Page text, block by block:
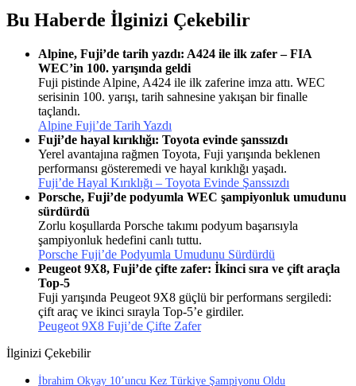
Bu Haberde İlginizi Çekebilir
Alpine, Fuji’de tarih yazdı: A424 ile ilk zafer – FIA
WEC’in 100. yarışında geldi
Fuji pistinde Alpine, A424 ile ilk zaferine imza attı. WEC
serisinin 100. yarışı, tarih sahnesine yakışan bir finalle
taçlandı.
Alpine Fuji’de Tarih Yazdı
Fuji’de hayal kırıklığı: Toyota evinde şanssızdı
Yerel avantajına rağmen Toyota, Fuji yarışında beklenen
performansı gösteremedi ve hayal kırıklığı yaşadı.
Fuji’de Hayal Kırıklığı – Toyota Evinde Şanssızdı
Porsche, Fuji’de podyumla WEC şampiyonluk umudunu
sürdürdü
Zorlu koşullarda Porsche takımı podyum başarısıyla
şampiyonluk hedefini canlı tuttu.
Porsche Fuji’de Podyumla Umudunu Sürdürdü
Peugeot 9X8, Fuji’de çifte zafer: İkinci sıra ve çift araçla
Top-5
Fuji yarışında Peugeot 9X8 güçlü bir performans sergiledi:
çift araç ve ikinci sırayla Top-5’e girdiler.
Peugeot 9X8 Fuji’de Çifte Zafer
İlginizi Çekebilir
İbrahim Okyay 10’uncu Kez Türkiye Şampiyonu Oldu